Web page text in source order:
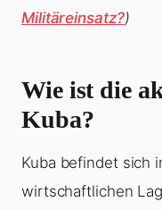
Militäreinsatz?)
Wie ist die
Kuba?
Kuba befindet sich
wirtschaftlichen